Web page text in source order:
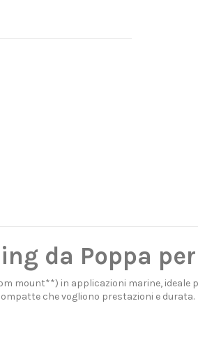
da Poppa per
mount**) in applicazioni marine, ideale
che vogliono prestazioni e durata.